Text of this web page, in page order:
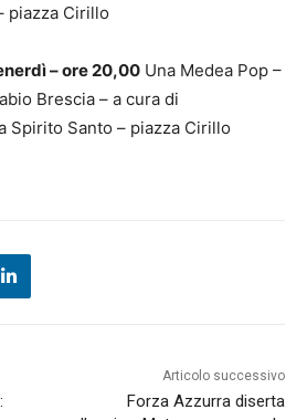
piazza Cirillo
– ore 20,00 Una Medea Pop –
Brescia – a cura di
Spirito Santo – piazza Cirillo
Articolo successivo
Forza Azzurra diserta